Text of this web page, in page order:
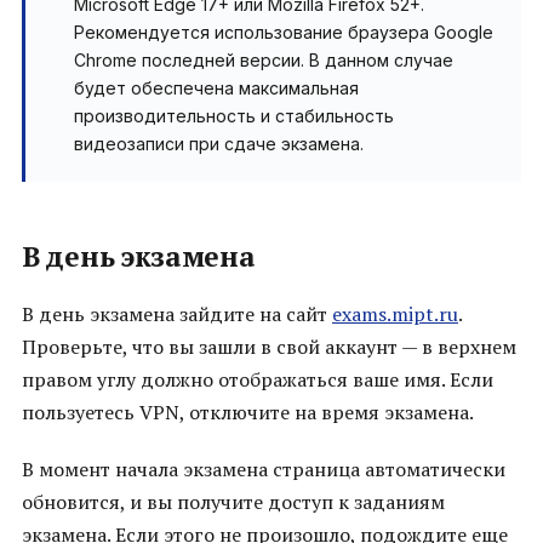
Microsoft Edge 17+ или Mozilla Firefox 52+.
Рекомендуется использование браузера Google
Chrome последней версии. В данном случае
будет обеспечена максимальная
производительность и стабильность
видеозаписи при сдаче экзамена.
В день экзамена
В день экзамена зайдите на сайт exams.mipt.ru.
Проверьте, что вы зашли в свой аккаунт — в верхнем
правом углу должно отображаться ваше имя. Если
пользуетесь VPN, отключите на время экзамена.
В момент начала экзамена страница автоматически
обновится, и вы получите доступ к заданиям
экзамена. Если этого не произошло, подождите еще